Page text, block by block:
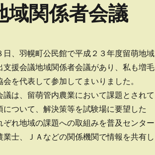
域関係者会議
日、羽幌町公民館で平成２３年度留萌地域
支援会議地域関係者会議があり、私も増毛
会を代表して参加してまいりました。
は、留萌管内農業において課題とされて
について、解決策等を試験場に要望した
ぞれ地域の課題への取組みを普及センター
業士、ＪＡなどの関係機関で情報を共有し